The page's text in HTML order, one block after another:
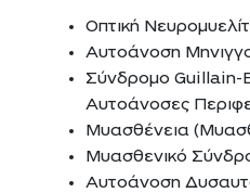
Οπτική
Αυτοάνοση
Σύνδρομο Guillain-
Αυτοάνοσες
Μυασθένεια
Μυασθενικό
Αυτοάνοση